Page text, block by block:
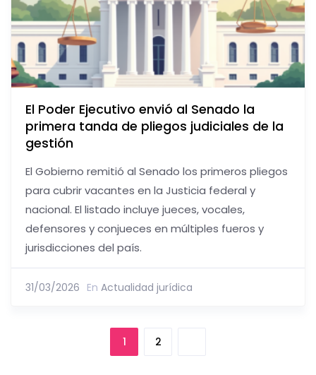
El Poder Ejecutivo envió al Senado la
primera tanda de pliegos judiciales de la
gestión
El Gobierno remitió al Senado los primeros pliegos
para cubrir vacantes en la Justicia federal y
nacional. El listado incluye jueces, vocales,
defensores y conjueces en múltiples fueros y
jurisdicciones del país.
31/03/2026 En Actualidad jurídica
1 2